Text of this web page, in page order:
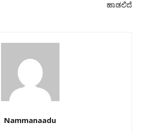
ಹಾಡಲಿದೆ
Nammanaadu